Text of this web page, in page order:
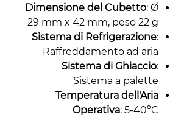
Dimensione del Cubetto: Ø
29 mm x 42 mm, peso 22 g
Sistema di Refrigerazione:
Raffreddamento ad aria
Sistema di Ghiaccio:
Sistema a palette
Temperatura dell'Aria
Operativa: 5-40ºC